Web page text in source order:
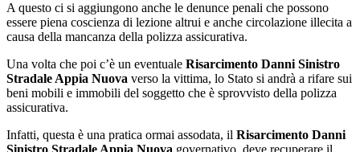
A questo ci si aggiungono anche le denunce penali che possono
essere piena coscienza di lezione altrui e anche circolazione illecita a
causa della mancanza della polizza assicurativa.
Una volta che poi c’è un eventuale Risarcimento Danni Sinistro
Stradale Appia Nuova verso la vittima, lo Stato si andrà a rifare sui
beni mobili e immobili del soggetto che è sprovvisto della polizza
assicurativa.
Infatti, questa è una pratica ormai assodata, il Risarcimento Danni